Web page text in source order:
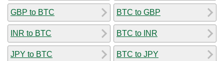
GBP to BTC
INR to BTC
JPY to BTC
BTC to GBP
BTC to INR
BTC to JPY